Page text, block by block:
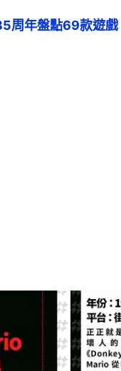
周年盤點69款遊戲